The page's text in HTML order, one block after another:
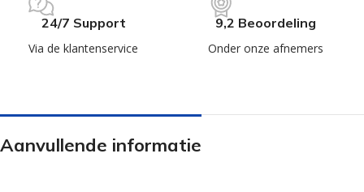
24/7 Support
Via de klantenservice
9,2 Beoordeling
Onder onze afnemers
Aanvullende informatie